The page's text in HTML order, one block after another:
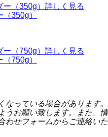
詳しく見る
350g）
詳しく見る
750g）
っている場合があります。
うお願い致します。また、情
わせフォームからご連絡いた